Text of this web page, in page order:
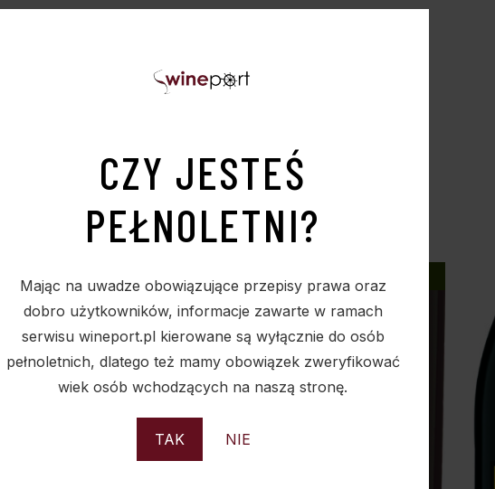
CZY JESTEŚ
PEŁNOLETNI?
Mając na uwadze obowiązujące przepisy prawa oraz
dobro użytkowników, informacje zawarte w ramach
serwisu wineport.pl kierowane są wyłącznie do osób
pełnoletnich, dlatego też mamy obowiązek zweryfikować
wiek osób wchodzących na naszą stronę.
TAK NIE
PODOBNE PRODUKTY
Sold